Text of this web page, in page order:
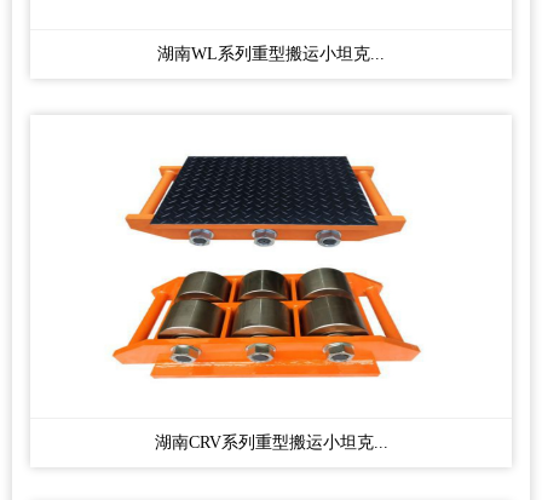
湖南WL系列重型搬运小坦克...
湖南CRV系列重型搬运小坦克...